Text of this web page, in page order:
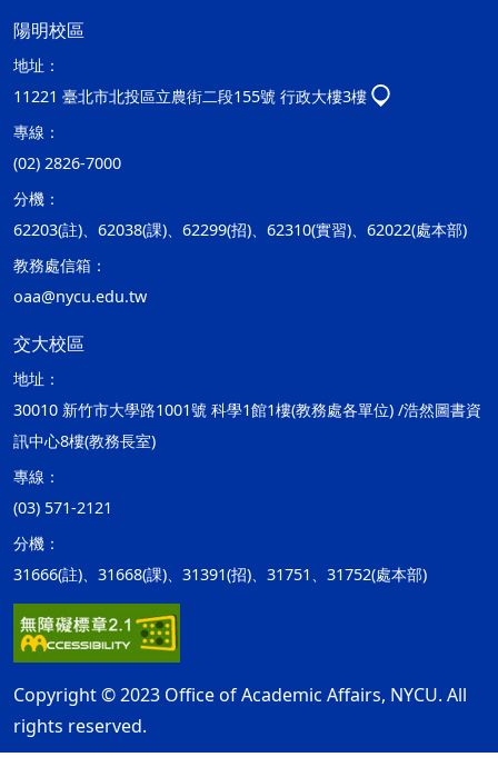
陽明校區
地址：
11221 臺北市北投區立農街二段155號 行政大樓3樓
專線：
(02) 2826-7000
分機：
62203(註)、62038(課)、62299(招)、62310(實習)、62022(處本部)
教務處信箱：
oaa@nycu.edu.tw
交大校區
地址：
30010 新竹市大學路1001號 科學1館1樓(教務處各單位) /浩然圖書資
訊中心8樓(教務長室)
專線：
(03) 571-2121
分機：
31666(註)、31668(課)、31391(招)、31751、31752(處本部)
Copyright © 2023 Office of Academic Affairs, NYCU. All
rights reserved.